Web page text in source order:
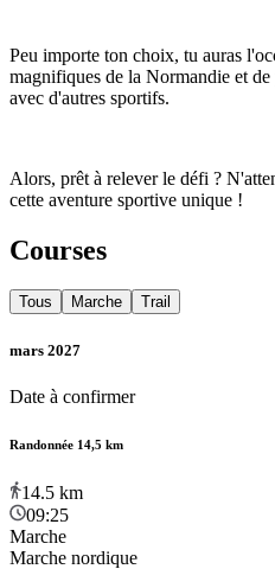
Peu importe ton choix, tu auras
magnifiques de la Normandie et
avec d'autres sportifs.
Alors, prêt à relever le défi ?
cette aventure sportive unique !
Courses
Tous Marche Trail
mars 2027
Date à confirmer
Randonnée 14,5 km
14.5 km
09:25
Marche
Marche nordique